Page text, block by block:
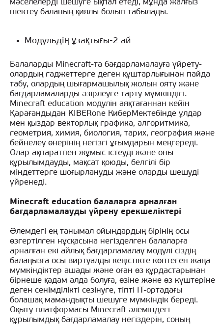
мәселелерді шешуге ықпал етеді, мұнда жалғыз
шектеу баланың қиялы болып табылады.
Модульдің ұзақтығы-2 ай
Балаларды Minecraft-та бағдарламалауға үйрету-
олардың гаджеттерге деген құштарлығынан пайда
табу, олардың шығармашылық жолын ояту және
бағдарламаларды әзірлеуге тарту мүмкіндігі.
Minecraft education модулін аяқтағаннан кейін
Қарағандыдан KIBERone КиберМектебінде ұлдар
мен қыздар векторлық графика, алгоритмика,
геометрия, химия, биология, тарих, география және
бейнелеу өнерінің негізгі ұғымдарын меңгереді.
Олар ақпаратпен жұмыс істеуді және оны
құрылымдауды, мақсат қоюды, белгілі бір
міндеттерге шоғырлануды және оларды шешуді
үйренеді.
Minecraft education балаларға арналған
бағдарламалауды үйрену ерекшеліктері
Әлемдегі ең танымал ойындардың бірінің осы
өзгертілген нұсқасына негізделген балаларға
арналған екі айлық бағдарламалау модулі сіздің
балаңызға осы виртуалды кеңістікте көптеген жаңа
мүмкіндіктер ашады және оған өз құрдастарынан
бірнеше қадам алда болуға, өзіне және өз күштеріне
деген сенімділікті сезінуге, тіпті IT-ортадағы
болашақ мамандықты шешуге мүмкіндік береді.
Оқыту платформасы Minecraft әлеміндегі
құрылымдық бағдарламалау негіздерін, соның